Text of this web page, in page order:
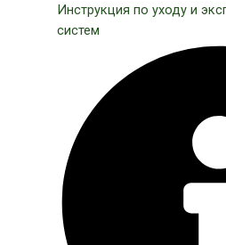
Инструкция по уходу и
систем